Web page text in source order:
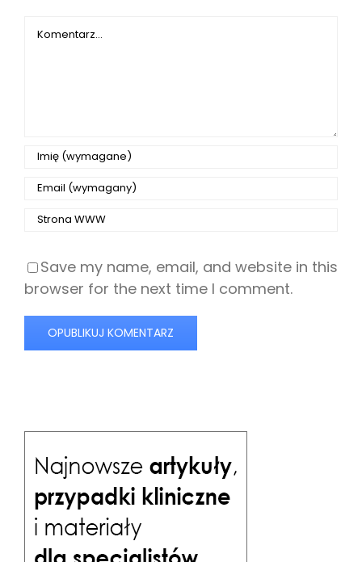
Comment
Save my name, email, and website in this
browser for the next time I comment.